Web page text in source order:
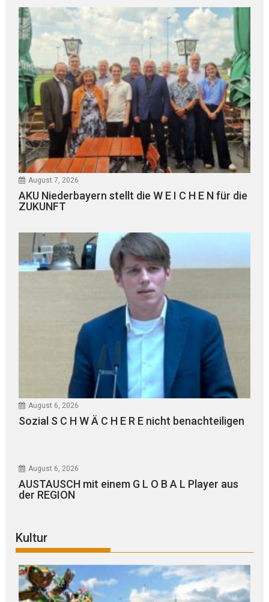
August 7, 2026
AKU Niederbayern stellt die W E I C H E N für die
ZUKUNFT
August 6, 2026
Sozial S C H W Ä C H E R E nicht benachteiligen
August 6, 2026
AUSTAUSCH mit einem G L O B A L Player aus
der REGION
Kultur